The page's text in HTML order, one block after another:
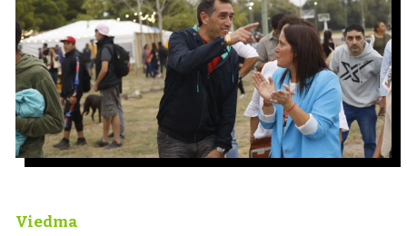
Viedma